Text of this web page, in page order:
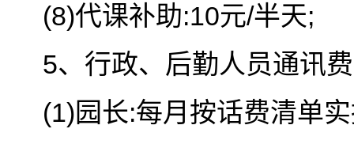
(8)代课补助:10元/半天;
5、行政、后勤人员通讯
(1)园长:每月按话费清单